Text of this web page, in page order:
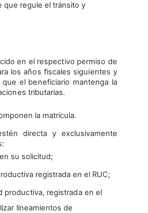
que regule el tránsito y
en el respectivo permiso de
los años fiscales siguientes y
el beneficiario mantenga la
tributarias.
la matrícula.
directa y exclusivamente
su solicitud;
registrada en el RUC;
productiva, registrada en el
lineamientos de